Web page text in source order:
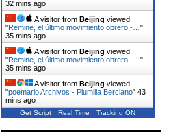
32 mins ago
A visitor from Beijing viewed
"Remine, el último movimiento obrero -… "
35 mins ago
A visitor from Beijing viewed
"Remine, el último movimiento obrero -… "
35 mins ago
A visitor from Beijing viewed
"poemario Archivos - Plumilla Berciano" 43
mins ago
Get Script Real Time Tracking ON